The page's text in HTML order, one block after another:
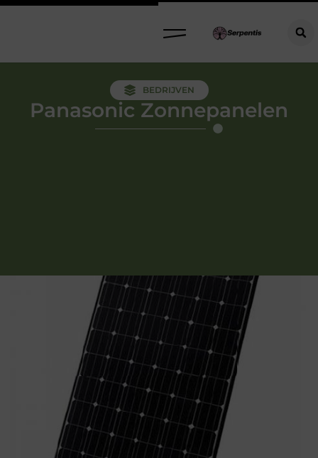
BEDRIJVEN
Panasonic Zonnepanelen